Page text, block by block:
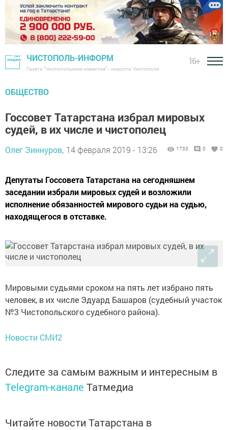
ЧИСТОПОЛЬ-ИНФОРМ
Газета "Чистопольские известия" - новости Чистополя
16+
ОБЩЕСТВО
Госсовет Татарстана избрал мировых
судей, в их числе и чистополец
Олег Зиннуров, 14 февраля 2019 - 13:26 1733 0 0
Депутаты Госсовета Татарстана на сегодняшнем
заседании избрали мировых судей и возложили
исполнение обязанностей мирового судьи на судью,
находящегося в отставке.
Мировыми судьями сроком на пять лет избрано пять
человек, в их числе Эдуард Башаров (судебный участок
№3 Чистопольского судебного района).
Новости СМИ2
Следите за самым важным и интересным в
Telegram-канале Татмедиа
Читайте новости Татарстана в